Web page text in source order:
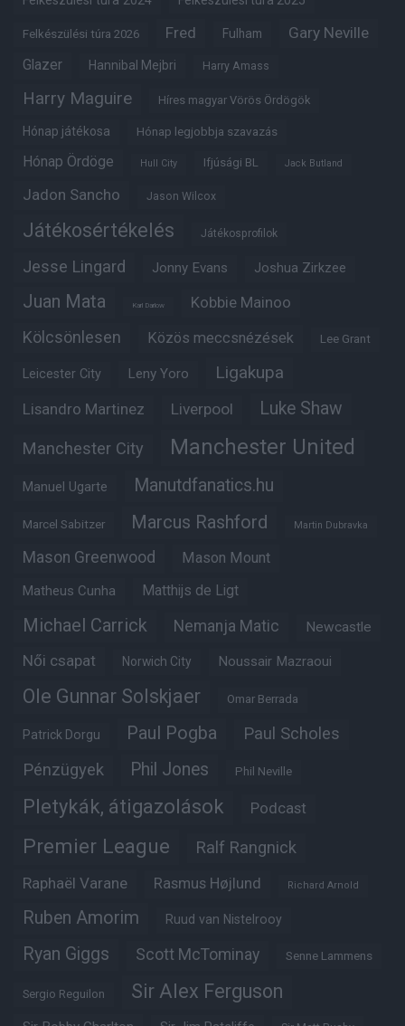
Felkészülési túra 2026 Fred Fulham Gary Neville
Glazer Hannibal Mejbri Harry Amass
Harry Maguire Híres magyar Vörös Ördögök
Hónap játékosa Hónap legjobbja szavazás
Hónap Ördöge Hull City Ifjúsági BL Jack Butland
Jadon Sancho Jason Wilcox
Játékosértékelés Játékosprofilok
Jesse Lingard Jonny Evans Joshua Zirkzee
Juan Mata Karl Darlow Kobbie Mainoo
Kölcsönlesen Közös meccsnézések Lee Grant
Leicester City Leny Yoro Ligakupa
Lisandro Martinez Liverpool Luke Shaw
Manchester City Manchester United
Manuel Ugarte Manutdfanatics.hu
Marcel Sabitzer Marcus Rashford Martin Dubravka
Mason Greenwood Mason Mount
Matheus Cunha Matthijs de Ligt
Michael Carrick Nemanja Matic Newcastle
Női csapat Norwich City Noussair Mazraoui
Ole Gunnar Solskjaer Omar Berrada
Patrick Dorgu Paul Pogba Paul Scholes
Pénzügyek Phil Jones Phil Neville
Pletykák, átigazolások Podcast
Premier League Ralf Rangnick
Raphaël Varane Rasmus Højlund Richard Arnold
Ruben Amorim Ruud van Nistelrooy
Ryan Giggs Scott McTominay Senne Lammens
Sergio Reguilon Sir Alex Ferguson